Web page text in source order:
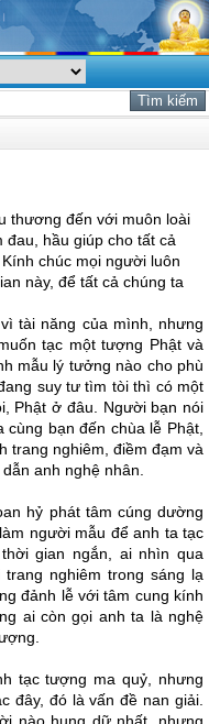
thương đến với muôn loài
đau, hầu giúp cho tất cả
chúc mọi người luôn
này, để tất cả chúng ta
tài năng của mình, nhưng
tạc một tượng Phật và
mẫu lý tưởng nào cho phù
suy tư tìm tòi thì có một
Phật ở đâu. Người bạn nói
bạn đến chùa lễ Phật,
trang nghiêm, điềm đạm và
anh nghệ nhân.
hỷ phát tâm cúng dường
người mẫu để anh ta tạc
gian ngắn, ai nhìn qua
nghiêm trong sáng lạ
đảnh lễ với tâm cung kính
ai còn gọi anh ta là nghệ
tạc tượng ma quỷ, nhưng
đây, đó là vấn đề nan giải.